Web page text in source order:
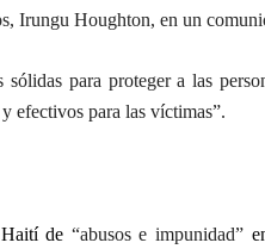
Irungu Houghton, en un
para proteger a las
efectivos para las víctimas”.
de “abusos e impunidad”